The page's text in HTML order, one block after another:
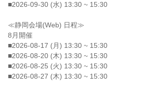
■2026-09-30 (水) 13:30 ~ 15:30
≪静岡会場(Web) 日程≫
8月開催
■2026-08-17 (月) 13:30 ~ 15:30
■2026-08-20 (木) 13:30 ~ 15:30
■2026-08-25 (火) 13:30 ~ 15:30
■2026-08-27 (木) 13:30 ~ 15:30